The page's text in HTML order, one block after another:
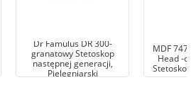
Dr Famulus DR 300-
granatowy Stetoskop
następnej generacji,
Pielęgniarski
MDF
Head -
Stetoskop